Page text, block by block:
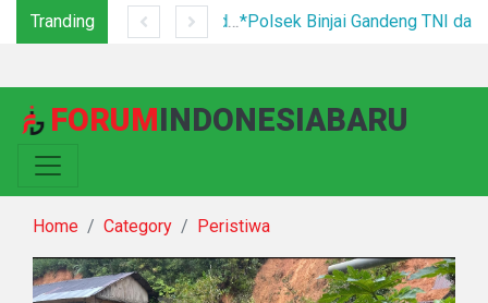
Tranding *Polsek Binjai Gandeng TNI dan Kepala Desa Grebek Sarang Narkoba*
FORUMINDONESIABARU
Home Category Peristiwa